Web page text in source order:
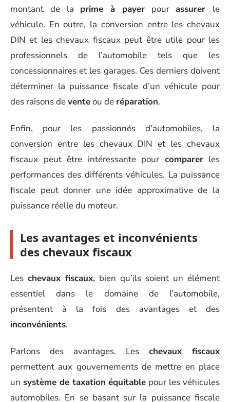
montant de la prime à payerpourassurer le
véhicule. En outre, la conversion entre les chevaux
DIN et les chevaux fiscaux peut être utile pour les
professionnels de l’automobile tels que les
concessionnaires et les garages. Ces derniers doivent
déterminer la puissance fiscale d’un véhicule pour
des raisons deventeou de réparation.
Enfin, pour les passionnés d’automobiles, la
conversion entre les chevaux DIN et les chevaux
fiscaux peut être intéressante pour comparerles
performances des différents véhicules. La puissance
fiscale peut donner une idée approximative de la
puissance réelle du moteur.
Les avantages et inconvénients
des chevaux fiscaux
Les chevaux fiscaux, bien qu’ils soient un élément
essentiel dans le domaine de l’automobile,
présentent à la fois des avantages et des
inconvénients.
Parlons des avantages. Les chevaux fiscaux
permettent aux gouvernements de mettre en place
un système de taxation équitable pour les véhicules
automobiles. En se basant sur la puissance fiscale